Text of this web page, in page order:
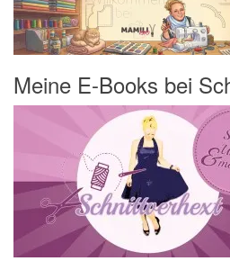
Meine E-Books bei